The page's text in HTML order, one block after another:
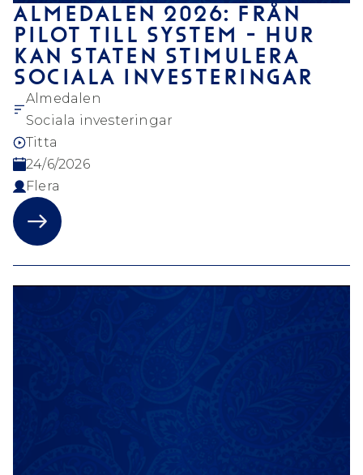
ALMEDALEN 2026: FRÅN
PILOT TILL SYSTEM - HUR
KAN STATEN STIMULERA
SOCIALA INVESTERINGAR
Almedalen
Sociala investeringar
Titta
24/6/2026
Flera